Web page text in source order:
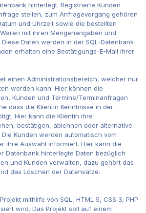
hinterlegt. Registrierte Kunden
stellen, zum Anfragevorgang gehören
und Uhrzeit sowie die bestellten
mit ihren Mengenangaben und
Daten werden in der SQL-Datenbank
erhalten eine Bestätigungs-E-Mail ihrer
einen Administrationsbereich, welcher nur
werden kann. Hier können die
Kunden und Termine/Terminanfragen
dass die Klientin Kenntnisse in der
Hier kann die Klientin ihre
bestätigen, ablehnen oder alternative
Kunden werden automatisch vom
ihre Auswahl informiert. Hier kann die
Datenbank hinterlegte Daten bezüglich
und Kunden verwalten, dazu gehört das
das Löschen der Datensätze.
mithilfe von SQL, HTML 5, CSS 3, PHP
wird. Das Projekt soll auf einem